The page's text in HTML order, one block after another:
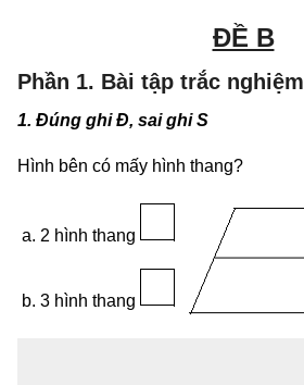
ĐỀ B
Phần 1. Bài tập trắc nghiệm
1. Đúng ghi Đ, sai ghi S
Hình bên có mấy hình thang?
a. 2 hình thang
b. 3 hình thang